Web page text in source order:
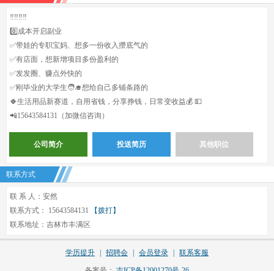
‼️‼️‼️‼️
0️⃣成本开启副业
✅️带娃的专职宝妈、想多一份收入攒底气的
✅️有店面，想新增项目多份盈利的
✅️发发圈、赚点外快的
✅️刚毕业的大学生🧑‍🎓想给自己多铺条路的
🍀生活用品新赛道，自用省钱，分享挣钱，日常变收益💰 💵
📲15643584131（加微信咨询）
公司简介 投送简历 其他职位
联系方式
联 系 人：安然
联系方式： 15643584131
【拨打】
联系地址：吉林市丰满区
学历提升 招聘会 会员登录 联系客服